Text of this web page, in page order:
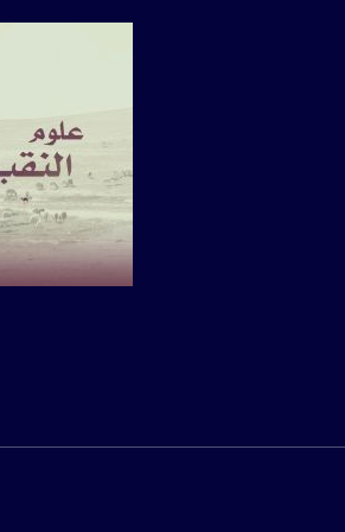
Downlink frequency - الترد :